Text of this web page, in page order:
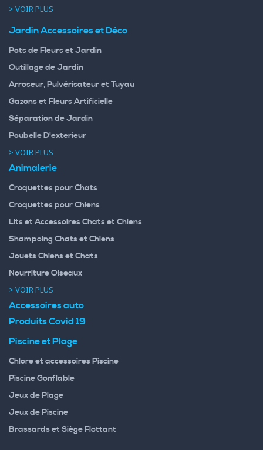
> VOIR PLUS
Jardin Accessoires et Déco
Pots de Fleurs et Jardin
Outillage de Jardin
Arroseur, Pulvérisateur et Tuyau
Gazons et Fleurs Artificielle
Séparation de Jardin
Poubelle D'exterieur
> VOIR PLUS
Animalerie
Croquettes pour Chats
Croquettes pour Chiens
Lits et Accessoires Chats et Chiens
Shampoing Chats et Chiens
Jouets Chiens et Chats
Nourriture Oiseaux
> VOIR PLUS
Accessoires auto
Produits Covid 19
Piscine et Plage
Chlore et accessoires Piscine
Piscine Gonflable
Jeux de Plage
Jeux de Piscine
Brassards et Siège Flottant